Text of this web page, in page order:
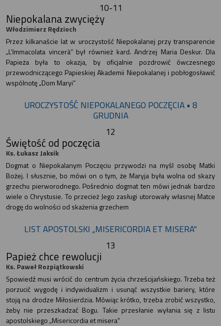
10-11
Niepokalana zwycięży
Włodzimierz Rędzioch
Przez kilkanaście lat w uroczystość Niepokalanej przy transparencie
„L’Immacolata vincerà” był również kard. Andrzej Maria Deskur. Dla
Papieża była to okazja, by oficjalnie pozdrowić ówczesnego
przewodniczącego Papieskiej Akademii Niepokalanej i pobłogosławić
wspólnotę „Dom Maryi”
UROCZYSTOŚĆ NIEPOKALANEGO POCZĘCIA • 8
GRUDNIA
12
Świętość od poczęcia
Ks. Łukasz Jaksik
Dogmat o Niepokalanym Poczęciu przywodzi na myśl osobę Matki
Bożej. I słusznie, bo mówi on o tym, że Maryja była wolna od skazy
grzechu pierworodnego. Pośrednio dogmat ten mówi jednak bardzo
wiele o Chrystusie. To przecież Jego zasługi utorowały własnej Matce
drogę do wolności od skażenia grzechem
LIST APOSTOLSKI „MISERICORDIA ET MISERA"
13
Papież chce rewolucji
Ks. Paweł Rozpiątkowski
Spowiedź musi wrócić do centrum życia chrześcijańskiego. Trzeba też
porzucić wygodę i indywidualizm i usunąć wszystkie bariery, które
stoją na drodze Miłosierdzia. Mówiąc krótko, trzeba zrobić wszystko,
żeby nie przeszkadzać Bogu. Takie przesłanie wyłania się z listu
apostolskiego „Misericordia et misera”